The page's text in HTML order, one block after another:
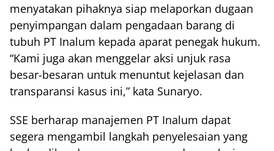
menyatakan pihaknya siap melaporkan dugaan
penyimpangan dalam pengadaan barang di
tubuh PT Inalum kepada aparat penegak hukum.
“Kami juga akan menggelar aksi unjuk rasa
besar-besaran untuk menuntut kejelasan dan
transparansi kasus ini,” kata Sunaryo.
SSE berharap manajemen PT Inalum dapat
segera mengambil langkah penyelesaian yang